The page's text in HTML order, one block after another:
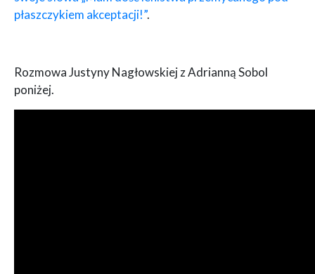
płaszczykiem akceptacji!”.
Rozmowa Justyny Nagłowskiej z Adrianną Sobol
poniżej.